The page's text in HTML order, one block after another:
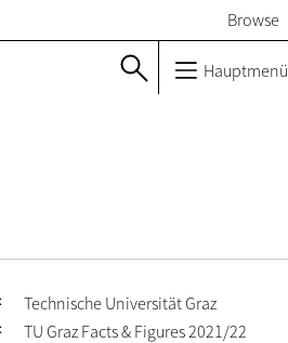
Browse
Hauptmenü
Technische Universität Graz
TU Graz Facts & Figures 2021/22